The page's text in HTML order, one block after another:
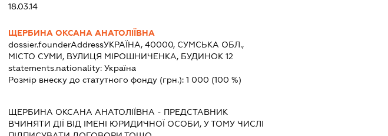
18.03.14
ЩЕРБИНА ОКСАНА АНАТОЛІЇВНА
dossier.founderAddressУКРАЇНА, 40000, СУМСЬКА ОБЛ.,
МІСТО СУМИ, ВУЛИЦЯ МІРОШНИЧЕНКА, БУДИНОК 12
statements.nationality: Україна
Розмір внеску до статутного фонду (грн.): 1 000 (100 %)
ЩЕРБИНА ОКСАНА АНАТОЛІЇВНА - ПРЕДСТАВНИК
ВЧИНЯТИ ДІЇ ВІД ІМЕНІ ЮРИДИЧНОЇ ОСОБИ, У ТОМУ ЧИСЛІ